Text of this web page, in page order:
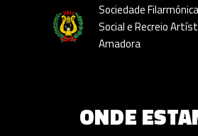
Sociedade
Social e Recreio
Amadora
ONDE